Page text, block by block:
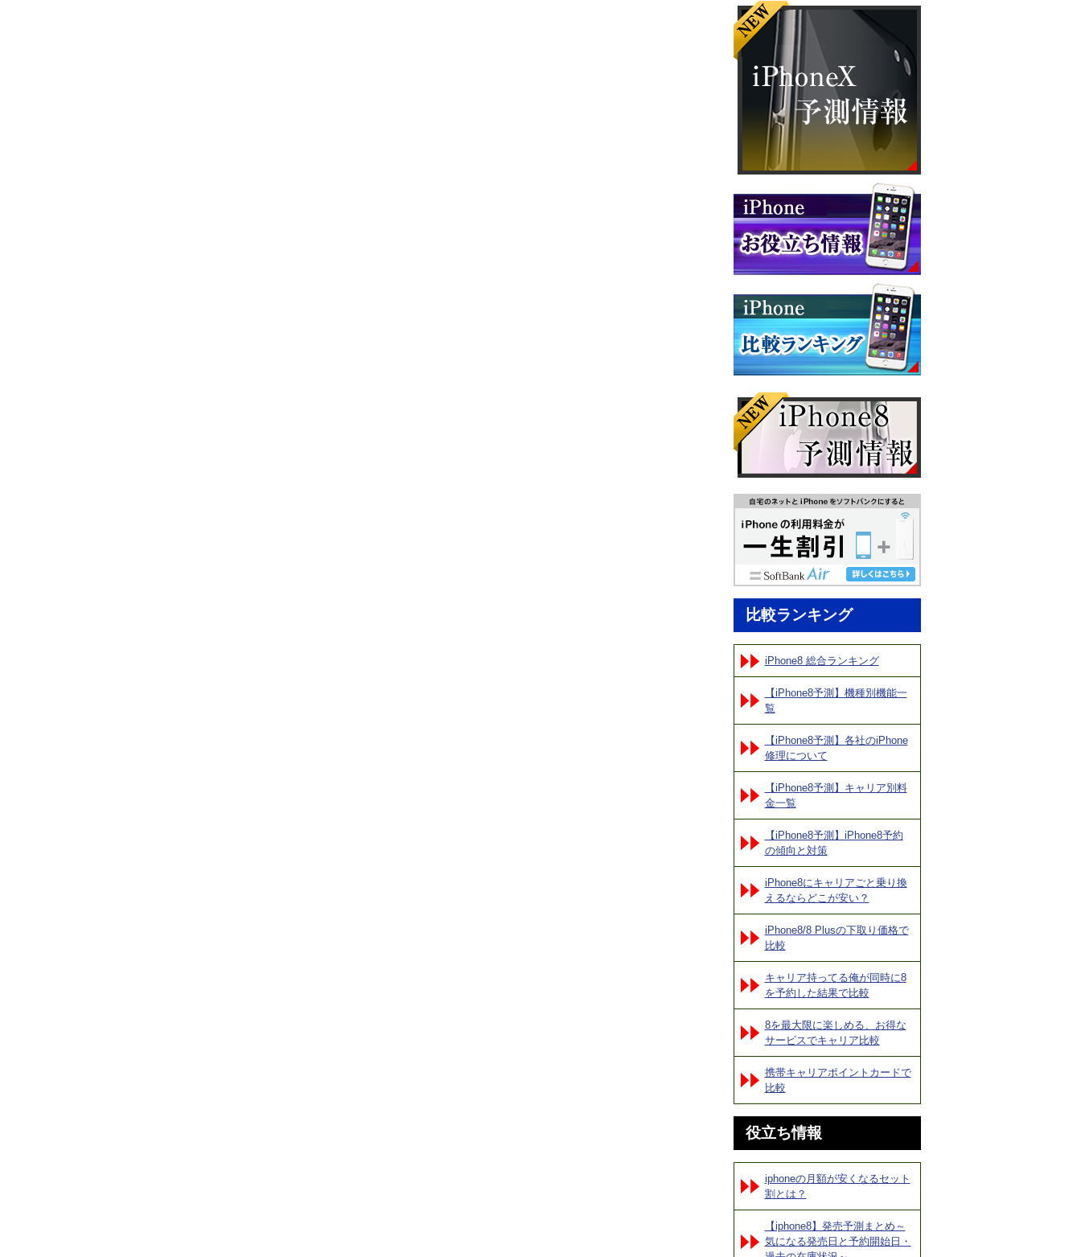
比較ランキング
iPhone8 総合ランキング
【iPhone8予測】機種別機能一
覧
【iPhone8予測】各社のiPhone
修理について
【iPhone8予測】キャリア別料
金一覧
【iPhone8予測】iPhone8予約
の傾向と対策
iPhone8にキャリアごと乗り換
えるならどこが安い？
iPhone8/8 Plusの下取り価格で
比較
キャリア持ってる俺が同時に8
を予約した結果で比較
8を最大限に楽しめる、お得な
サービスでキャリア比較
携帯キャリアポイントカードで
比較
役立ち情報
iphoneの月額が安くなるセット
割とは？
【iphone8】発売予測まとめ～
気になる発売日と予約開始日・